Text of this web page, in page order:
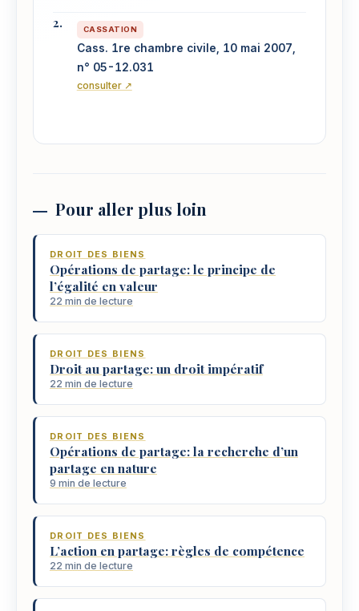
CASSATION
Cass. 1re chambre civile, 10 mai 2007,
n° 05-12.031
consulter ↗
Pour aller plus loin
DROIT DES BIENS
Opérations de partage: le principe de
l’égalité en valeur
22 min de lecture
DROIT DES BIENS
Droit au partage: un droit impératif
22 min de lecture
DROIT DES BIENS
Opérations de partage: la recherche d’un
partage en nature
9 min de lecture
DROIT DES BIENS
L’action en partage: règles de compétence
22 min de lecture